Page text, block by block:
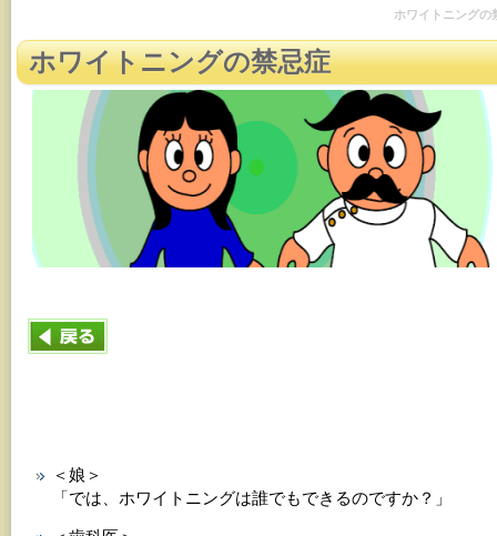
ホワイトニングの
ホワイトニングの禁忌症
＜娘＞
「では、ホワイトニングは誰でもできるのですか？」